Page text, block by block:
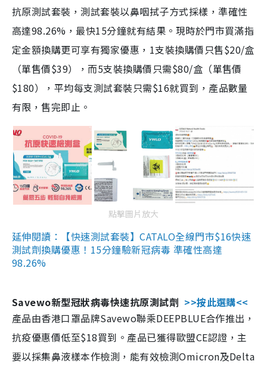
抗原測試套裝，測試套裝以鼻咽拭子方式採樣，準確性
高達98.26%，最快15分鐘就有結果。現時於門市買滿指
定金額換購更可享有獨家優惠，1支裝換購價只售$20/盒
（單售價$39），而5支裝換購價只需$80/盒（單售價
$180），平均每支測試套裝只需$16就買到，產品數量
有限，售完即止。
點擊圖片放大
延伸閱讀：【快速測試套裝】CATALO全線門市$16快速
測試劑換購優惠！15分鐘驗新冠病毒 準確性高達
98.26%
Savewo新型冠狀病毒快速抗原測試劑 >>按此選購<<
產品由香港口罩品牌Savewo聯乘DEEPBLUE合作推出，
抗疫優惠價低至$18買到。產品已獲得歐盟CE認證，主
要以採集鼻液樣本作檢測，能有效檢測Omicron及Delta